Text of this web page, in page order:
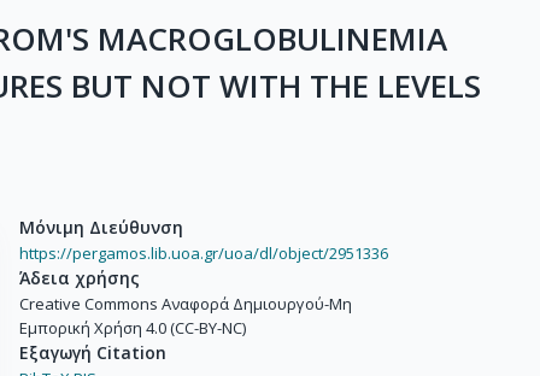
MACROGLOBULINEMIA
BUT NOT WITH THE LEVELS
Μόνιμη Διεύθυνση
https://pergamos.lib.uoa.gr/uoa/dl/object/2951336
Άδεια χρήσης
Creative Commons Αναφορά Δημιουργού-Μη
Εμπορική Χρήση 4.0 (CC-BY-NC)
Εξαγωγή Citation